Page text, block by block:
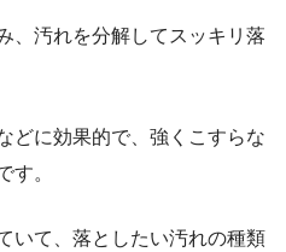
、汚れを分解してスッキリ落
どに効果的で、強くこすらな
す。
いて、落としたい汚れの種類